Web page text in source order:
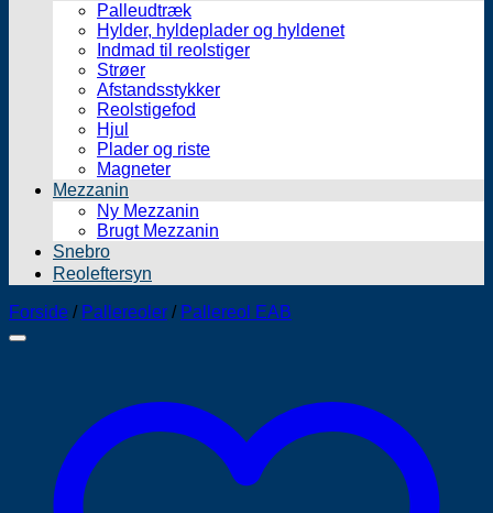
Palleudtræk
Hylder, hyldeplader og hyldenet
Indmad til reolstiger
Strøer
Afstandsstykker
Reolstigefod
Hjul
Plader og riste
Magneter
Mezzanin
Ny Mezzanin
Brugt Mezzanin
Snebro
Reoleftersyn
Forside / Pallereoler / Pallereol EAB